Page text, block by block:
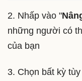
2. Nhấp vào "
những người có
của bạn
3. Chọn bất kỳ